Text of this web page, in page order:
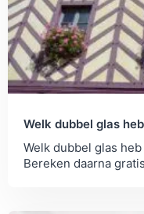
Welk dubbel glas
Welk dubbel glas
Bereken daarna